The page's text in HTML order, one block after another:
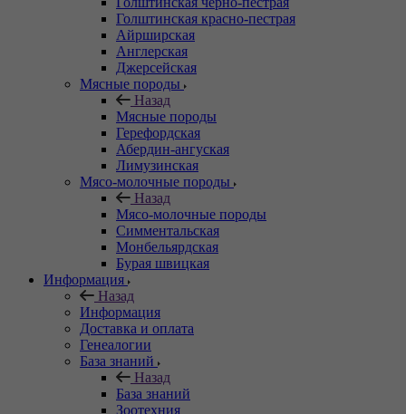
Голштинская красно-пестрая
Айрширская
Англерская
Джерсейская
Мясные породы
Назад
Мясные породы
Герефордская
Абердин-ангуская
Лимузинская
Мясо-молочные породы
Назад
Мясо-молочные породы
Симментальская
Монбельярдская
Бурая швицкая
Информация
Назад
Информация
Доставка и оплата
Генеалогии
База знаний
Назад
База знаний
Зоотехния